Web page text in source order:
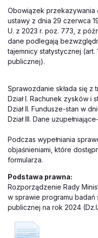
Obowiązek przekazywania
ustawy z dnia 29 czerwca
U. z 2023 r. poz. 773, z
dane podlegają
tajemnicy statystycznej (art.
publicznej).
Sprawozdanie składa się z
Dział I. Rachunek zysków i
Dział II. Fundusze-stan w
Dział III. Dane
Podczas wypełniania
objaśnieniami, które
formularza.
Podstawa prawna:
Rozporządzenie Rady
w sprawie programu badań
publicznej na rok 2024